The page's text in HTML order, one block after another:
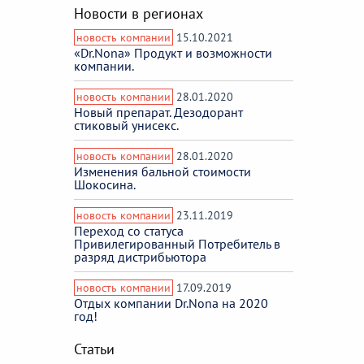
Новости в регионах
новость компании 15.10.2021
«Dr.Nona» Продукт и возможности
компании.
новость компании 28.01.2020
Новый препарат. Дезодорант
стиковый унисекс.
новость компании 28.01.2020
Изменения бальной стоимости
Шокосина.
новость компании 23.11.2019
Переход со статуса
Привилегированный Потребитель в
разряд дистрибьютора
новость компании 17.09.2019
Отдых компании Dr.Nona на 2020
год!
Статьи